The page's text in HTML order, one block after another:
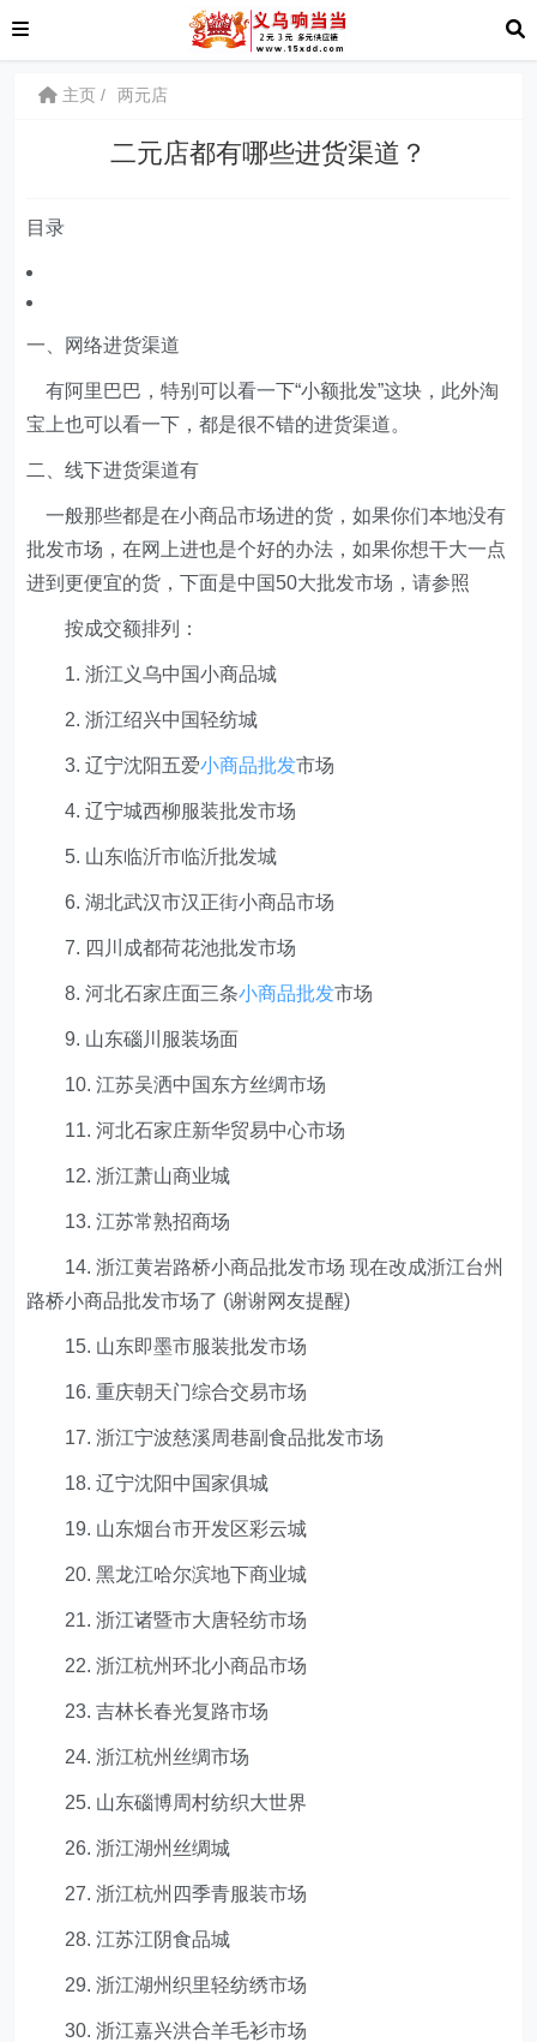
主页 两元店
二元店都有哪些进货渠道？
目录
一、网络进货渠道
有阿里巴巴，特别可以看一下“小额批发”这块，此外淘
宝上也可以看一下，都是很不错的进货渠道。
二、线下进货渠道有
一般那些都是在小商品市场进的货，如果你们本地没有
批发市场，在网上进也是个好的办法，如果你想干大一点
进到更便宜的货，下面是中国50大批发市场，请参照
按成交额排列：
1. 浙江义乌中国小商品城
2. 浙江绍兴中国轻纺城
3. 辽宁沈阳五爱小商品批发市场
4. 辽宁城西柳服装批发市场
5. 山东临沂市临沂批发城
6. 湖北武汉市汉正街小商品市场
7. 四川成都荷花池批发市场
8. 河北石家庄面三条小商品批发市场
9. 山东碯川服装场面
10. 江苏吴洒中国东方丝绸市场
11. 河北石家庄新华贸易中心市场
12. 浙江萧山商业城
13. 江苏常熟招商场
14. 浙江黄岩路桥小商品批发市场 现在改成浙江台州
路桥小商品批发市场了 (谢谢网友提醒)
15. 山东即墨市服装批发市场
16. 重庆朝天门综合交易市场
17. 浙江宁波慈溪周巷副食品批发市场
18. 辽宁沈阳中国家俱城
19. 山东烟台市开发区彩云城
20. 黑龙江哈尔滨地下商业城
21. 浙江诸暨市大唐轻纺市场
22. 浙江杭州环北小商品市场
23. 吉林长春光复路市场
24. 浙江杭州丝绸市场
25. 山东碯博周村纺织大世界
26. 浙江湖州丝绸城
27. 浙江杭州四季青服装市场
28. 江苏江阴食品城
29. 浙江湖州织里轻纺绣市场
30. 浙江嘉兴洪合羊毛衫市场